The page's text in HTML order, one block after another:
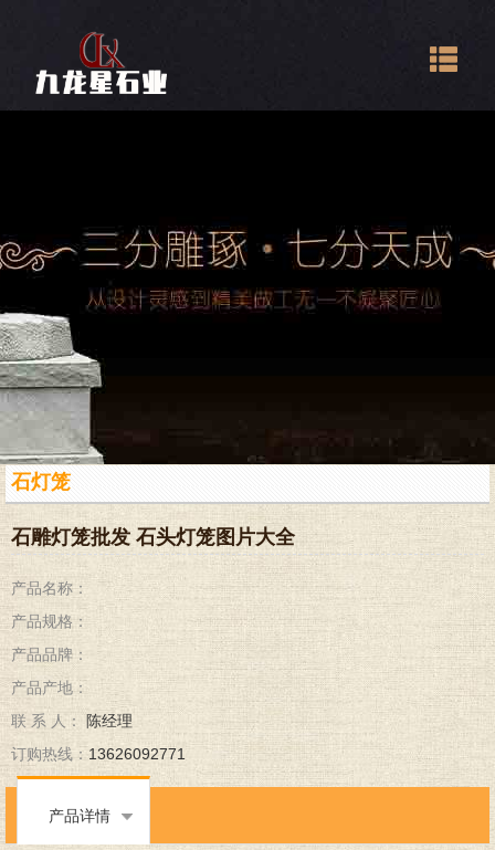
石灯笼
石雕灯笼批发 石头灯笼图片大全
产品名称：
产品规格：
产品品牌：
产品产地：
联 系 人：
陈经理
订购热线：13626092771
产品详情